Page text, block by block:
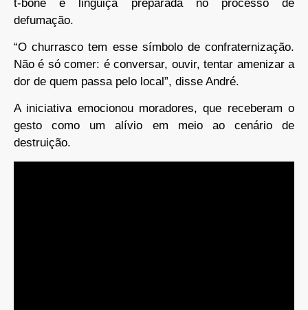
t-bone e linguiça preparada no processo de
defumação.
“O churrasco tem esse símbolo de confraternização.
Não é só comer: é conversar, ouvir, tentar amenizar a
dor de quem passa pelo local”, disse André.
A iniciativa emocionou moradores, que receberam o
gesto como um alívio em meio ao cenário de
destruição.